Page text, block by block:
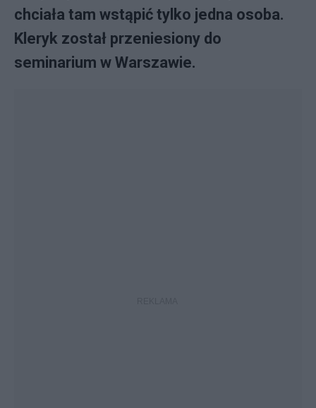
chciała tam wstąpić tylko jedna osoba.
Kleryk został przeniesiony do
seminarium w Warszawie.